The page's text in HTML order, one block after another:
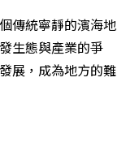
傳統寧靜的濱海地
生態與產業的爭
展，成為地方的難